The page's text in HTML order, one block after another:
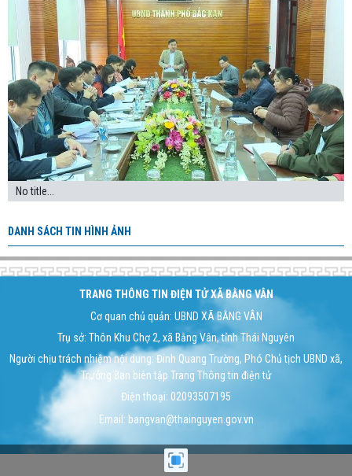
No title...
DANH SÁCH TIN HÌNH ẢNH
TRANG THÔNG TIN ĐIỆN TỬ XÃ BẰNG VÂN
Cơ quan chủ quản: UBND XÃ BẰNG VÂN
Trụ sở: Thôn Khu Chợ 2, xã Bằng Vân, tỉnh Thái Nguyên
Người chịu trách nhiệm nội dung: Đinh Quang Trường, Phó Chủ tịch UBND xã,
Trưởng Ban biên tập Trang Thông tin điện tử
Điện thoại: 02093507195
Email: bangvan@thainguyen.gov.vn